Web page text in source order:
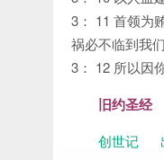
3： 11 首领为
祸必不临到我们
3： 12 所以因
旧约圣经
创世记